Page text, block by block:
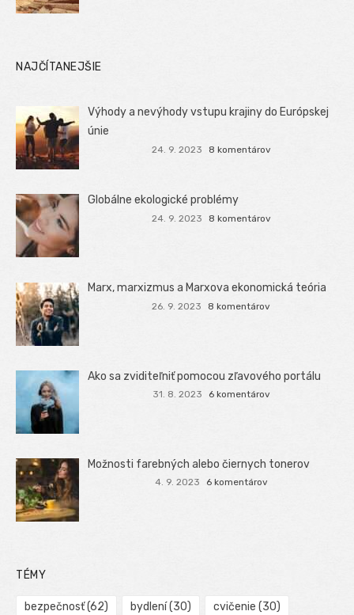
NAJČÍTANEJŠIE
Výhody a nevýhody vstupu krajiny do Európskej
únie
24. 9. 2023 8 komentárov
Globálne ekologické problémy
24. 9. 2023 8 komentárov
Marx, marxizmus a Marxova ekonomická teória
26. 9. 2023 8 komentárov
Ako sa zviditeľniť pomocou zľavového portálu
31. 8. 2023 6 komentárov
Možnosti farebných alebo čiernych tonerov
4. 9. 2023 6 komentárov
TÉMY
bezpečnosť(62) bydlení(30) cvičenie (30)